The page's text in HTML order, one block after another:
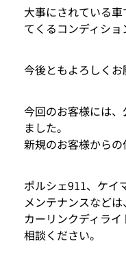
大事にされている
てくるコンディショ
今後ともよろしくお
今回のお客様には
ました。
新規のお客様からの
ポルシェ911、ケイ
メンテナンスなどは、
カーリンクディラ
相談ください。